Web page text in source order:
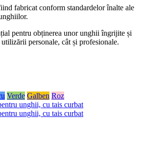
fabricat conform standardelor înalte ale
pentru obținerea unor unghii îngrijite și
personale, cât și profesionale.
Verde Galben Roz